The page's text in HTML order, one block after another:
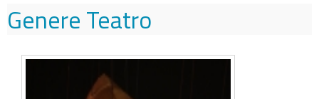
GenereTeatro